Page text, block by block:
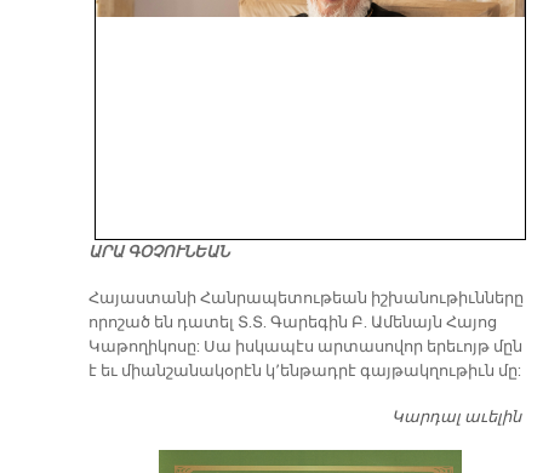
ԱՐԱ ԳՕՉՈՒՆԵԱՆ
​Հայաստանի Հանրապետութեան իշխանութիւնները
որոշած են դատել Տ.Տ. Գարեգին Բ. Ամենայն Հայոց
Կաթողիկոսը: Սա իսկապէս արտասովոր երեւոյթ մըն
է եւ միանշանակօրէն կ՚ենթադրէ գայթակղութիւն մը:
Կարդալ աւելին